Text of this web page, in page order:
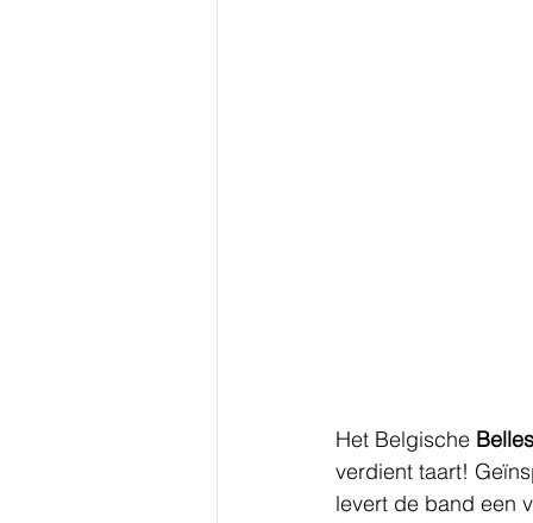
Het Belgische
verdient taart!
levert de band een